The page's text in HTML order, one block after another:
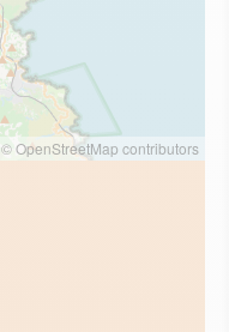
© OpenStreetMap contributors